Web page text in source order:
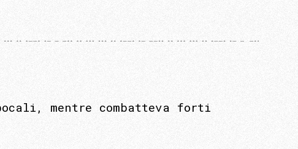
mentre combatteva forti